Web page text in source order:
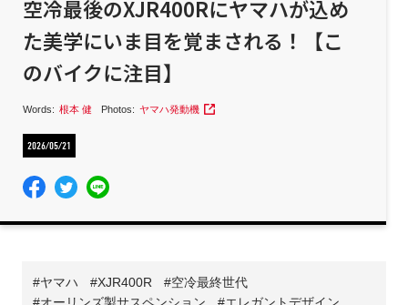
空冷最後のXJR400Rにヤマハが込め
た美学にいま目を覚まされる！【こ
のバイクに注目】
Words: 根本 健 Photos: ヤマハ発動機
2026/05/21
ヤマハ XJR400R
空冷最終世代